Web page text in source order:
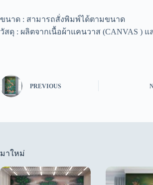
ขนาด : สามารถสั่งพิมพ์ได้ตามขนาด
วัสดุ : ผลิตจากเนื้อผ้าแคนวาส (CANVAS ) แ
PREVIOUS
มาใหม่